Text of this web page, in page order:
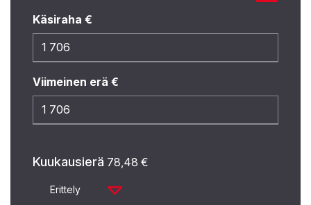
Käsiraha €
Viimeinen erä €
Kuukausierä 78,48 €
Erittely